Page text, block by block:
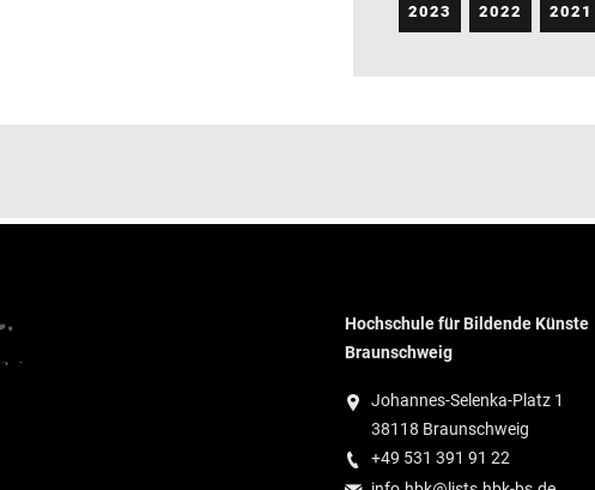
2023 2022 2021
Hochschule für Bildende Künste
Braunschweig
Johannes-Selenka-Platz 1
38118 Braunschweig
+49 531 391 91 22